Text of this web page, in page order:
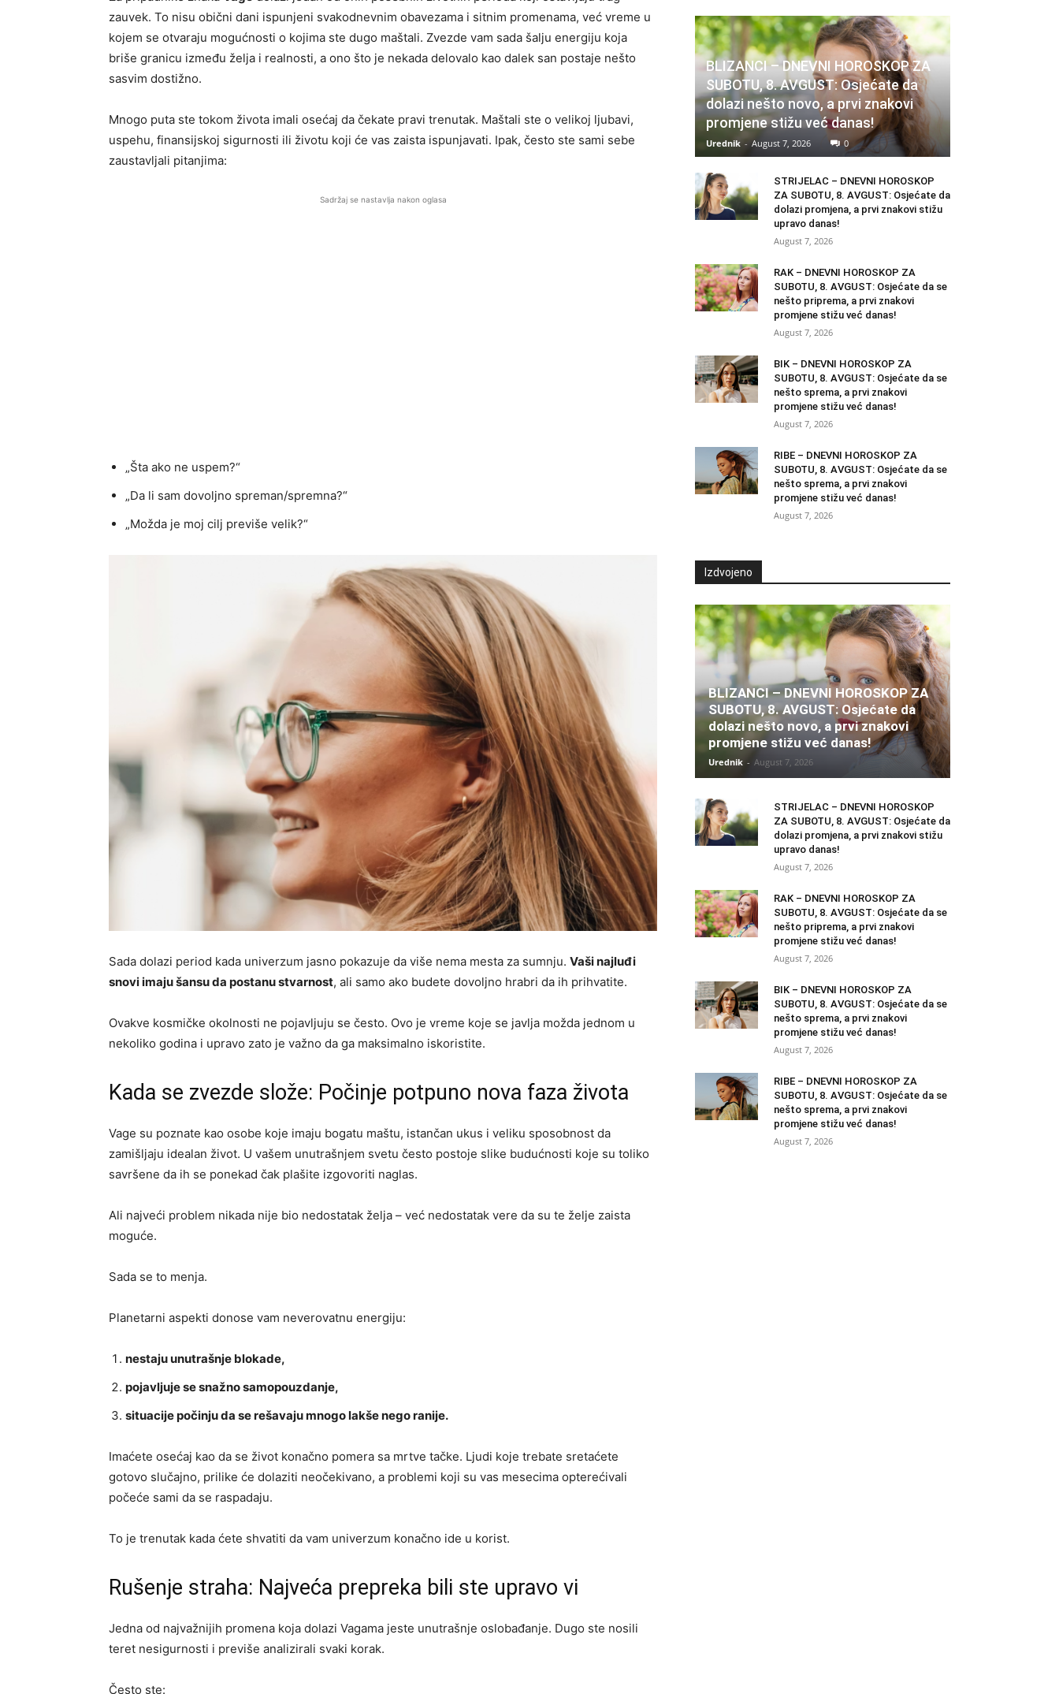
zauvek. To nisu obični dani ispunjeni svakodnevnim obavezama i sitnim promenama, već vreme u
kojem se otvaraju mogućnosti o kojima ste dugo maštali. Zvezde vam sada šalju energiju koja
briše granicu između želja i realnosti, a ono što je nekada delovalo kao dalek san postaje nešto
sasvim dostižno.
Mnogo puta ste tokom života imali osećaj da čekate pravi trenutak. Maštali ste o velikoj ljubavi,
uspehu, finansijskoj sigurnosti ili životu koji će vas zaista ispunjavati. Ipak, često ste sami sebe
zaustavljali pitanjima:
Sadržaj se nastavlja nakon oglasa
„Šta ako ne uspem?“
„Da li sam dovoljno spreman/spremna?“
„Možda je moj cilj previše velik?“
Sada dolazi period kada univerzum jasno pokazuje da više nema mesta za sumnju. Vaši najluđi
snovi imaju šansu da postanu stvarnost, ali samo ako budete dovoljno hrabri da ih prihvatite.
Ovakve kosmičke okolnosti ne pojavljuju se često. Ovo je vreme koje se javlja možda jednom u
nekoliko godina i upravo zato je važno da ga maksimalno iskoristite.
Kada se zvezde slože: Počinje potpuno nova faza života
Vage su poznate kao osobe koje imaju bogatu maštu, istančan ukus i veliku sposobnost da
zamišljaju idealan život. U vašem unutrašnjem svetu često postoje slike budućnosti koje su toliko
savršene da ih se ponekad čak plašite izgovoriti naglas.
Ali najveći problem nikada nije bio nedostatak želja – već nedostatak vere da su te želje zaista
moguće.
Sada se to menja.
Planetarni aspekti donose vam neverovatnu energiju:
nestaju unutrašnje blokade,
pojavljuje se snažno samopouzdanje,
situacije počinju da se rešavaju mnogo lakše nego ranije.
Imaćete osećaj kao da se život konačno pomera sa mrtve tačke. Ljudi koje trebate sretaćete
gotovo slučajno, prilike će dolaziti neočekivano, a problemi koji su vas mesecima opterećivali
počeće sami da se raspadaju.
To je trenutak kada ćete shvatiti da vam univerzum konačno ide u korist.
Rušenje straha: Najveća prepreka bili ste upravo vi
Jedna od najvažnijih promena koja dolazi Vagama jeste unutrašnje oslobađanje. Dugo ste nosili
teret nesigurnosti i previše analizirali svaki korak.
Često ste:
BLIZANCI – DNEVNI HOROSKOP ZA
SUBOTU, 8. AVGUST: Osjećate da
dolazi nešto novo, a prvi znakovi
promjene stižu već danas!
Urednik - August 7, 2026 0
STRIJELAC – DNEVNI HOROSKOP
ZA SUBOTU, 8. AVGUST: Osjećate da
dolazi promjena, a prvi znakovi stižu
upravo danas!
August 7, 2026
RAK – DNEVNI HOROSKOP ZA
SUBOTU, 8. AVGUST: Osjećate da se
nešto priprema, a prvi znakovi
promjene stižu već danas!
August 7, 2026
BIK – DNEVNI HOROSKOP ZA
SUBOTU, 8. AVGUST: Osjećate da se
nešto sprema, a prvi znakovi
promjene stižu već danas!
August 7, 2026
RIBE – DNEVNI HOROSKOP ZA
SUBOTU, 8. AVGUST: Osjećate da se
nešto sprema, a prvi znakovi
promjene stižu već danas!
August 7, 2026
Izdvojeno
BLIZANCI – DNEVNI HOROSKOP ZA
SUBOTU, 8. AVGUST: Osjećate da
dolazi nešto novo, a prvi znakovi
promjene stižu već danas!
Urednik - August 7, 2026
STRIJELAC – DNEVNI HOROSKOP
ZA SUBOTU, 8. AVGUST: Osjećate da
dolazi promjena, a prvi znakovi stižu
upravo danas!
August 7, 2026
RAK – DNEVNI HOROSKOP ZA
SUBOTU, 8. AVGUST: Osjećate da se
nešto priprema, a prvi znakovi
promjene stižu već danas!
August 7, 2026
BIK – DNEVNI HOROSKOP ZA
SUBOTU, 8. AVGUST: Osjećate da se
nešto sprema, a prvi znakovi
promjene stižu već danas!
August 7, 2026
RIBE – DNEVNI HOROSKOP ZA
SUBOTU, 8. AVGUST: Osjećate da se
nešto sprema, a prvi znakovi
promjene stižu već danas!
August 7, 2026